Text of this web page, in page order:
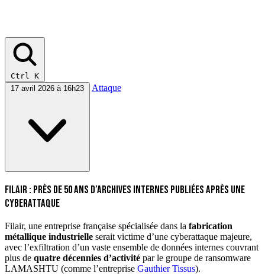
Ctrl K
17 avril 2026 à 16h23
Attaque
Filair : près de 50 ans d’archives internes publiées après une
cyberattaque
Filair, une entreprise française spécialisée dans la fabrication
métallique industrielle serait victime d’une cyberattaque majeure,
avec l’exfiltration d’un vaste ensemble de données internes couvrant
plus de quatre décennies d’activité par le groupe de ransomware
LAMASHTU (comme l’entreprise Gauthier Tissus).